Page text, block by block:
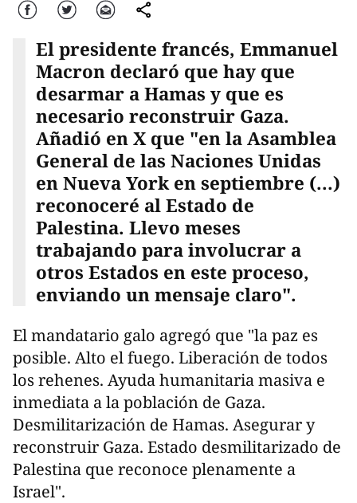
Facebook Twitter Correo comparte
El presidente francés, Emmanuel
Macron declaró que hay que
desarmar a Hamas y que es
necesario reconstruir Gaza.
Añadió en X que "en la Asamblea
General de las Naciones Unidas
en Nueva York en septiembre (...)
reconoceré al Estado de
Palestina. Llevo meses
trabajando para involucrar a
otros Estados en este proceso,
enviando un mensaje claro".
El mandatario galo agregó que "la paz es
posible. Alto el fuego. Liberación de todos
los rehenes. Ayuda humanitaria masiva e
inmediata a la población de Gaza.
Desmilitarización de Hamas. Asegurar y
reconstruir Gaza. Estado desmilitarizado de
Palestina que reconoce plenamente a
Israel".